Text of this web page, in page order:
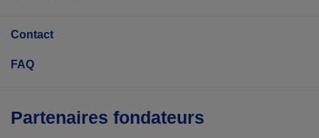
Contact
FAQ
Partenaires fondateurs